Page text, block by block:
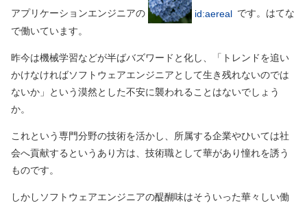
アプリケーションエンジニアの id:aereal です。はてな
で働いています。
昨今は機械学習などが半ばバズワードと化し、「トレンドを追い
かけなければソフトウェアエンジニアとして生き残れないのでは
ないか」という漠然とした不安に襲われることはないでしょう
か。
これという専門分野の技術を活かし、所属する企業やひいては社
会へ貢献するというあり方は、技術職として華があり憧れを誘う
ものです。
しかしソフトウェアエンジニアの醍醐味はそういった華々しい働